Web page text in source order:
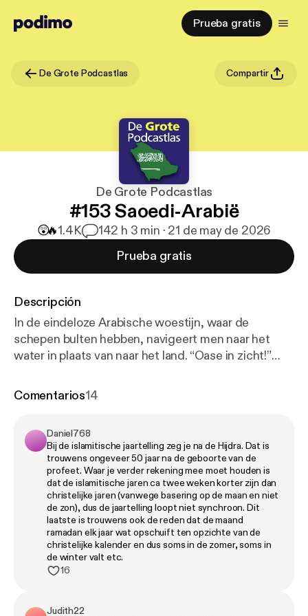
Prueba gratis
De Grote Podcastlas Compartir
De Grote Podcastlas
#153 Saoedi-Arabië
😲🔥1.4K 142 h 3 min · 21 de may de 2026
Prueba gratis
Descripción
In de eindeloze Arabische woestijn, waar de
schepen bulten hebben, navigeert men naar het
water in plaats van naar het land. “Oase in zicht!”
tanken bij de pomp, bidden de Saoedische
leven voort op het ritme van de wind, en bieden die
onmetelijke hoeveelheden stof veel stof tot
nadenken. Over de enige god Allah en zijn
boodschapper, de profeet. De eindeloze leegte vult
de harten en hoofden met kennis en toewijding.
Maar in het huidige Saoedi-Arabië is het eeuwige
niets van de woestijn ingeruild voor het
bombastische alles. Het land is een merk geworden,
dat zich laat beleven als een waar petro-Islamitisch
kan op zijn eigen manier meedoen en kleine stapjes
Comentarios14
Daniel768
Bij de islamitische jaartelling zeg je na de Hijdra. Dat is
trouwens ongeveer 50 jaar na de geboorte van de
profeet. Waar je verder rekening mee moet houden is
dat de islamitische jaren ca twee weken korter zijn dan
christelijke jaren (vanwege basering op de maan en niet
de zon), dus de jaartelling loopt niet synchroon. Dit
laatste is trouwens ook de reden dat de maand
ramadan elk jaar wat opschuift ten opzichte van de
christelijke kalender en dus soms in de zomer, soms in
de winter valt etc.
16
Judith22